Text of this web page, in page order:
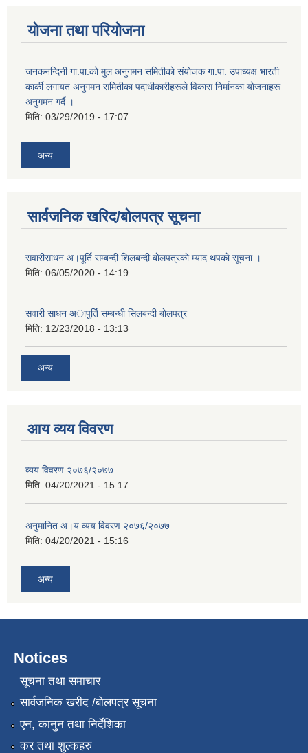
योजना तथा परियोजना
जनकनन्दिनी गा.पा.काे मुल अनुगमन समितीकाे संयाेजक गा.पा. उपाध्यक्ष भारती
कार्की लगायत अनुगमन समितीका पदाधीकारीहरूले विकास निर्मानका याेजनाहरू
अनुगमन गर्दै ।
मिति: 03/29/2019 - 17:07
अन्य
सार्वजनिक खरिद/बोलपत्र सूचना
सवारीसाधन अ।पूर्ति सम्बन्दी शिलबन्दी बाेलपत्रकाे म्याद थपकाे सूचना ।
मिति: 06/05/2020 - 14:19
सवारी साधन अापुर्ति सम्बन्धी सिलबन्दी बाेलपत्र
मिति: 12/23/2018 - 13:13
अन्य
आय व्यय विवरण
व्यय विवरण २०७६/२०७७
मिति: 04/20/2021 - 15:17
अनुमानित अ।य व्यय विवरण २०७६/२०७७
मिति: 04/20/2021 - 15:16
अन्य
Notices
सूचना तथा समाचार
सार्वजनिक खरीद /बोलपत्र सूचना
एन, कानुन तथा निर्देशिका
कर तथा शुल्कहरु